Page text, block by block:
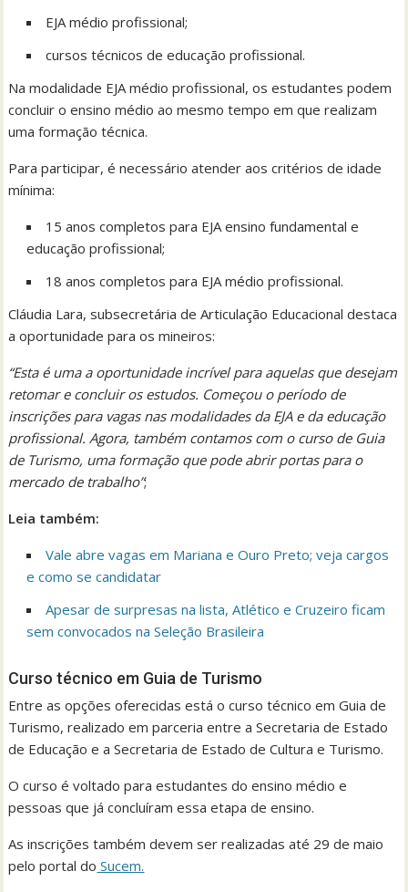
EJA médio profissional;
cursos técnicos de educação profissional.
Na modalidade EJA médio profissional, os estudantes podem
concluir o ensino médio ao mesmo tempo em que realizam
uma formação técnica.
Para participar, é necessário atender aos critérios de idade
mínima:
15 anos completos para EJA ensino fundamental e
educação profissional;
18 anos completos para EJA médio profissional.
Cláudia Lara, subsecretária de Articulação Educacional destaca
a oportunidade para os mineiros:
“Esta é uma a oportunidade incrível para aquelas que desejam
retomar e concluir os estudos. Começou o período de
inscrições para vagas nas modalidades da EJA e da educação
profissional. Agora, também contamos com o curso de Guia
de Turismo, uma formação que pode abrir portas para o
mercado de trabalho”;
Leia também:
Vale abre vagas em Mariana e Ouro Preto; veja cargos
e como se candidatar
Apesar de surpresas na lista, Atlético e Cruzeiro ficam
sem convocados na Seleção Brasileira
Curso técnico em Guia de Turismo
Entre as opções oferecidas está o curso técnico em Guia de
Turismo, realizado em parceria entre a Secretaria de Estado
de Educação e a Secretaria de Estado de Cultura e Turismo.
O curso é voltado para estudantes do ensino médio e
pessoas que já concluíram essa etapa de ensino.
As inscrições também devem ser realizadas até 29 de maio
pelo portal do Sucem.